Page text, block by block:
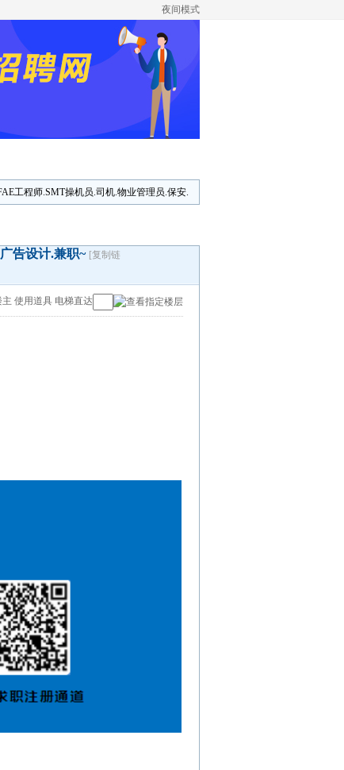
夜间模式
工程师.SMT操机员.司机.物业管理员.保安.
告设计.兼职~ [复制链
主 使用道具 电梯直达